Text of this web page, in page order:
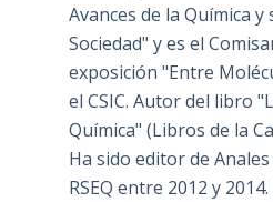
Avances de la Química
Sociedad" y es el
exposición "Entre
el CSIC. Autor del libro
Química" (Libros de la
Ha sido editor de
RSEQ entre 2012 y